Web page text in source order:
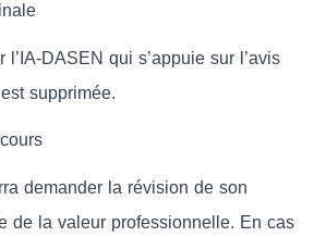
l’IA-DASEN qui s’appuie sur l’avis
supprimée.
demander la révision de son
de la valeur professionnelle. En cas